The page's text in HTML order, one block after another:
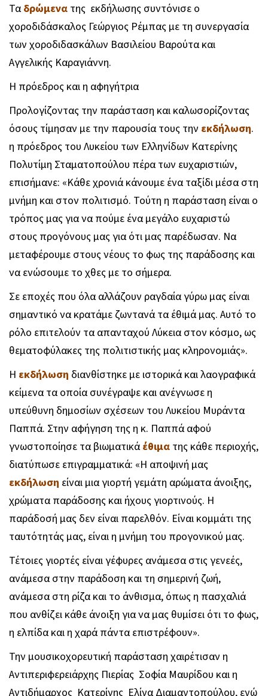
Ταδρώμενα της εκδήλωσης συντόνισε ο
χοροδιδάσκαλος Γεώργιος Ρέμπας με τη συνεργασία
των χοροδιδασκάλων Βασιλείου Βαρούτα και
Αγγελικής Καραγιάννη.
Η πρόεδρος και η αφηγήτρια
Προλογίζοντας την παράσταση και καλωσορίζοντας
όσους τίμησαν με την παρουσία τους την εκδήλωση.
η πρόεδρος του Λυκείου των Ελληνίδων Κατερίνης
Πολυτίμη Σταματοπούλου πέρα των ευχαριστιών,
επισήμανε: «Κάθε χρονιά κάνουμε ένα ταξίδι μέσα στη
μνήμη και στον πολιτισμό. Τούτη η παράσταση είναι ο
τρόπος μας για να πούμε ένα μεγάλο ευχαριστώ
στους προγόνους μας για ότι μας παρέδωσαν. Να
μεταφέρουμε στους νέους το φως της παράδοσης και
να ενώσουμε το χθες με το σήμερα.
Σε εποχές που όλα αλλάζουν ραγδαία γύρω μας είναι
σημαντικό να κρατάμε ζωντανά τα έθιμά μας. Αυτό το
ρόλο επιτελούν τα απανταχού Λύκεια στον κόσμο, ως
θεματοφύλακες της πολιτιστικής μας κληρονομιάς».
Η εκδήλωση διανθίστηκε με ιστορικά και λαογραφικά
κείμενα τα οποία συνέγραψε και ανέγνωσε η
υπεύθυνη δημοσίων σχέσεων του Λυκείου Μυράντα
Παππά. Στην αφήγηση της η κ. Παππά αφού
γνωστοποίησε τα βιωματικάέθιμα της κάθε περιοχής,
διατύπωσε επιγραμματικά: «Η αποψινή μας
εκδήλωση είναι μια γιορτή γεμάτη αρώματα άνοιξης,
χρώματα παράδοσης και ήχους γιορτινούς. Η
παράδοσή μας δεν είναι παρελθόν. Είναι κομμάτι της
ταυτότητάς μας, είναι η μνήμη του προγονικού μας.
Τέτοιες γιορτές είναι γέφυρες ανάμεσα στις γενεές,
ανάμεσα στην παράδοση και τη σημερινή ζωή,
ανάμεσα στη ρίζα και το άνθισμα, όπως η πασχαλιά
που ανθίζει κάθε άνοιξη για να μας θυμίσει ότι το φως,
η ελπίδα και η χαρά πάντα επιστρέφουν».
Την μουσικοχορευτική παράσταση χαιρέτισαν η
Αντιπεριφερειάρχης Πιερίας Σοφία Μαυρίδου και η
Αντιδήμαρχος Κατερίνης Ελίνα Διαμαντοπούλου, ενώ